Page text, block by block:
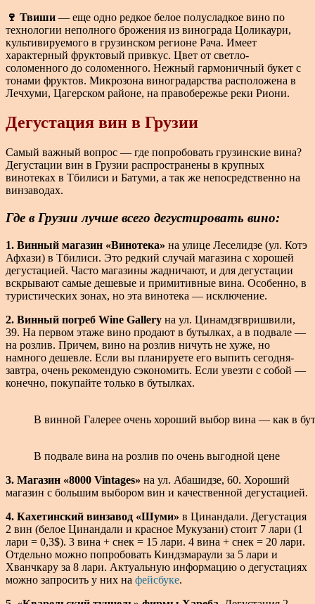
🍷 Твиши — еще одно редкое белое полусладкое вино по
технологии неполного брожения из винограда Цоликаури,
культивируемого в грузинском регионе Рача. Имеет
характерный фруктовый привкус. Цвет от светло-
соломенного до соломенного. Нежный гармоничный букет с
тонами фруктов. Микрозона виноградарства расположена в
Лечхуми, Цагерском районе, на правобережье реки Риони.
Дегустация вин в Грузии
Самый важный вопрос — где попробовать грузинские вина?
Дегустации вин в Грузии распространены в крупных
винотеках в Тбилиси и Батуми, а так же непосредственно на
винзаводах.
Где в Грузии лучше всего дегустировать вино:
1. Винный магазин «Винотека» на улице Леселидзе (ул. Котэ
Афхази) в Тбилиси. Это редкий случай магазина с хорошей
дегустацией. Часто магазины жадничают, и для дегустации
вскрывают самые дешевые и примитивные вина. Особенно, в
туристических зонах, но эта винотека — исключение.
2. Винный погреб Wine Gallery на ул. Цинамдзгвришвили,
39. На первом этаже вино продают в бутылках, а в подвале —
на розлив. Причем, вино на розлив ничуть не хуже, но
намного дешевле. Если вы планируете его выпить сегодня-
завтра, очень рекомендую сэкономить. Если увезти с собой —
конечно, покупайте только в бутылках.
В винной Галерее очень хороший выбор вина — как в
В подвале вина на розлив по очень выгодной цене
3. Магазин «8000 Vintages» на ул. Абашидзе, 60. Хороший
магазин с большим выбором вин и качественной дегустацией.
4. Кахетинский винзавод «Шуми» в Цинандали. Дегустация
2 вин (белое Цинандали и красное Мукузани) стоит 7 лари (1
лари = 0,3$). 3 вина + снек = 15 лари. 4 вина + снек = 20 лари.
Отдельно можно попробовать Киндзмараули за 5 лари и
Хванчкару за 8 лари. Актуальную информацию о дегустациях
можно запросить у них на фейсбуке.